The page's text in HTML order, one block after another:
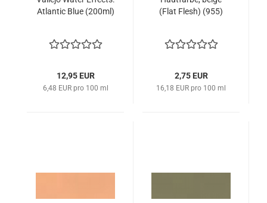
Atlantic Blue (200ml)
12,95 EUR
6,48 EUR pro 100 ml
(Flat Flesh) (955)
2,75 EUR
16,18 EUR pro 100 ml